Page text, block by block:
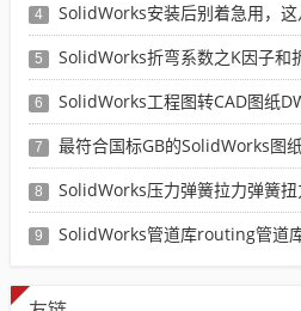
4 SolidWorks安装后别着急用，这八个重要
5 SolidWorks折弯系数之K因子和
6 SolidWorks工程图转CAD图纸DWG格式
7 最符合国标GB的SolidWorks图纸格
8 SolidWorks压力弹簧拉力弹簧扭力弹
9 SolidWorks管道库routing管道